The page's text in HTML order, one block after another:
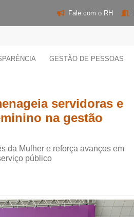
Fale com o RH
GESTÃO DE PESSOAS
servidoras e
na gestão
da Mulher e reforça avanços em
público